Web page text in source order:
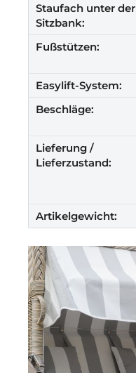
Staufach unter der
Sitzbank:
Fußstützen:
Easylift-System:
Beschläge:
Lieferung /
Lieferzustand:
Artikelgewicht: